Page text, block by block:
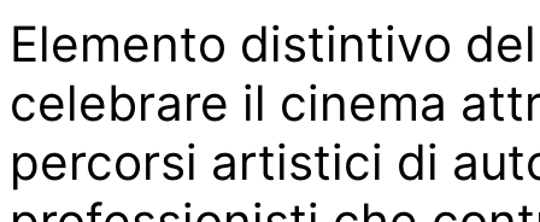
Elemento distintivo
celebrare il cinema
percorsi artistici di